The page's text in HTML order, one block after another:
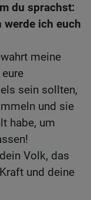
du sprachst:
werde ich euch
meine
sein sollten,
und sie
habe, um
Volk, das
und deine